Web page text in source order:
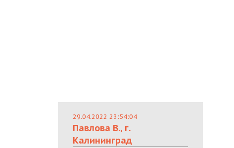
29.04.2022 23:54:04
Павлова В., г.
Калининград